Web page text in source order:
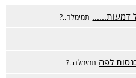
דמעות...... תמימלה..?
לפה תמימלה..?